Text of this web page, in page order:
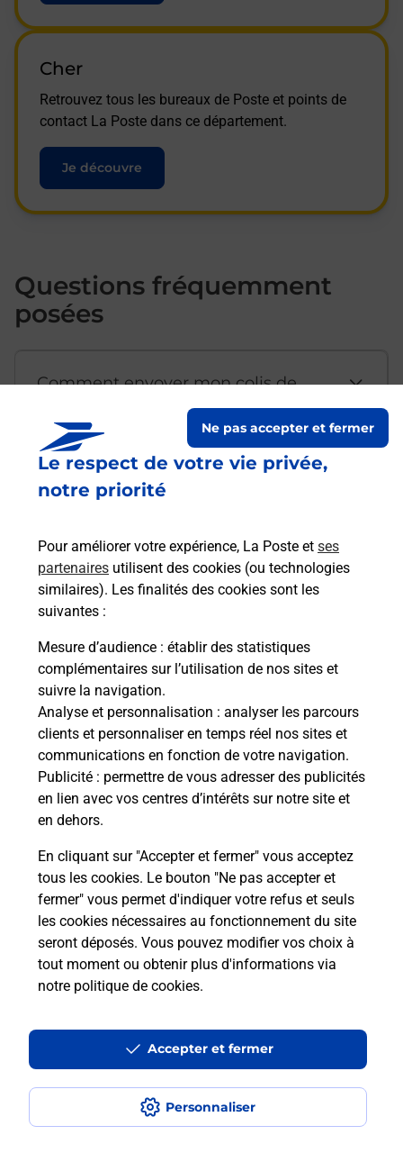
Le respect de votre vie privée,
notre priorité
Pour améliorer votre expérience, La Poste et ses
partenaires utilisent des cookies (ou technologies
similaires). Les finalités des cookies sont les
suivantes :
Mesure d’audience : établir des statistiques
complémentaires sur l’utilisation de nos sites et
suivre la navigation.
Analyse et personnalisation : analyser les parcours
clients et personnaliser en temps réel nos sites et
communications en fonction de votre navigation.
Publicité : permettre de vous adresser des publicités
en lien avec vos centres d’intérêts sur notre site et
en dehors.
En cliquant sur "Accepter et fermer" vous acceptez
tous les cookies. Le bouton "Ne pas accepter et
fermer" vous permet d'indiquer votre refus et seuls
les cookies nécessaires au fonctionnement du site
seront déposés. Vous pouvez modifier vos choix à
tout moment ou obtenir plus d'informations via
notre politique de cookies.
Personnaliser
Ne pas accepter et fermer
Accepter et fermer
Cher
Retrouvez tous les bureaux de Poste et points de
contact La Poste dans ce département.
Je découvre
Questions fréquemment
posées
Comment envoyer mon colis de
Est-il possible d’acheter un
emballage directement depuis un
Comment demander une
modification de livraison ?
Comment La Poste participe-t-elle
à votre sécurité au quotidien ?
Puis-je passer mon code de la route
avec La Poste et sous quelles
conditions ?
Localiser Liste Loir-et-Cher
Accessibilité : partiellement conforme
Conditions contractuelles
Mentions légales